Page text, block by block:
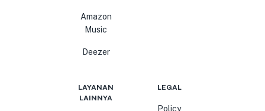
Amazon
Music
Deezer
LAYANAN
LAINNYA
LEGAL
Policy